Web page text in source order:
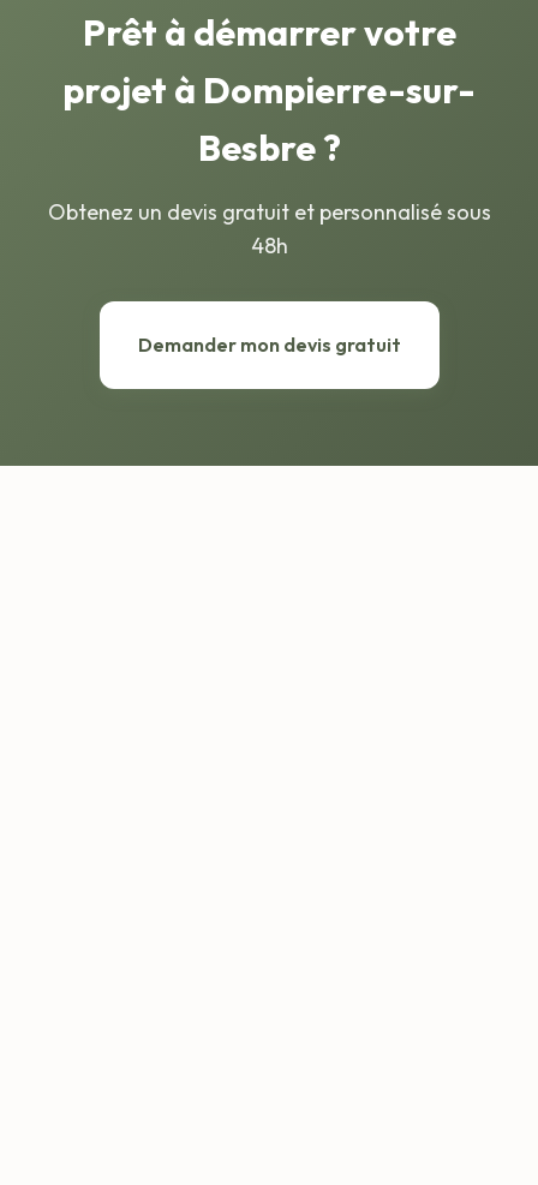
Prêt à démarrer votre
projet à Dompierre-sur-
Besbre ?
Obtenez un devis gratuit et personnalisé sous
48h
Demander mon devis gratuit